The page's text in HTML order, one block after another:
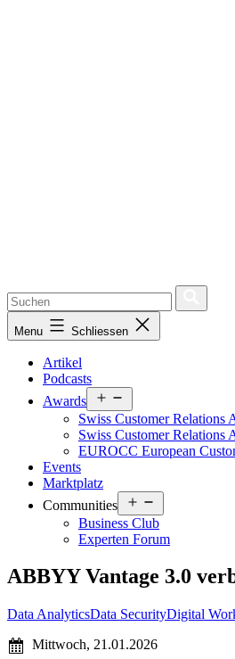
Menu Schliessen
Artikel
Podcasts
Awards
menu
Swiss Customer Relations
Swiss Customer Relations
EUROCC European
Events
Marktplatz
Communities
menu
Business Club
Experten Forum
ABBYY Vantage 3.0
Data AnalyticsData SecurityDigital
Mittwoch, 21.01.2026